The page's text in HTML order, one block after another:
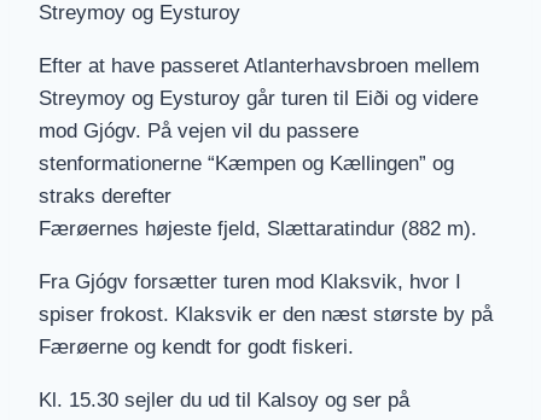
Streymoy og Eysturoy
Efter at have passeret Atlanterhavsbroen mellem
Streymoy og Eysturoy går turen til Eiði og videre
mod Gjógv. På vejen vil du passere
stenformationerne “Kæmpen og Kællingen” og
straks derefter
Færøernes højeste fjeld, Slættaratindur (882 m).
Fra Gjógv forsætter turen mod Klaksvik, hvor I
spiser frokost. Klaksvik er den næst største by på
Færøerne og kendt for godt fiskeri.
Kl. 15.30 sejler du ud til Kalsoy og ser på